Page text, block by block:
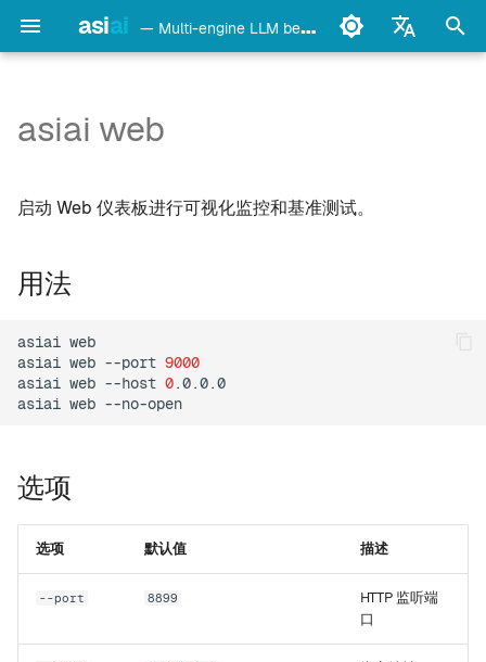
asiai — Multi-engine LLM benchmark & monitoring CLI
引
擎
用法
选项
仪表板（/）
基准测试（/bench）
监控（/monitor）
诊断（/doctor）
Ollama
LM Studio
oMLX
vllm-mlx
Rapid-MLX
MTPLX
asiai web
启动 Web 仪表板进行可视化监控和基准测试。
用法
asiai web
asiai web --port 9000
asiai web --host 0.0.0.0
asiai web
选项
选项 默认值 描述
--port 8899
HTTP 监听端
口